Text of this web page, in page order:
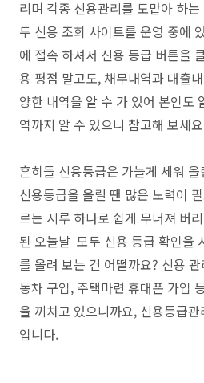
리며 각종 신용관리를 도맡아 하
두 신용 조회 사이트를 운영 중에
에 접속 하셔서 신용 등급 버튼을
용 평점 말고도, 채무내역과 대출
양한 내역을 알 수 가 있어 본인도
역까지 알 수 있으니 참고해 보세
흔히들 신용등급은 가늘게 세워
신용등급을 올릴 땐 많은 노력이
르는 시루 하나로 쉽게 무너져 버
된 오늘날 모두 신용 등급 확인을
를 올려 보는 건 어떨까요? 신용
동차 구입, 주택마련 휴대폰 가입
을 끼치고 있으니까요, 신용등급
입니다.